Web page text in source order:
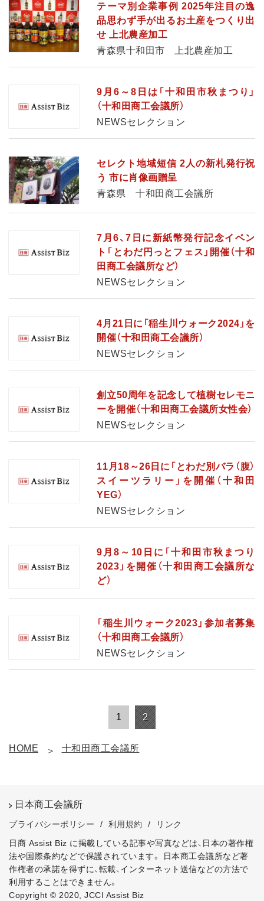
テーマ別企業事例 2025年注目の逸
品思わず手が出るお土産をつくり出
せ 上北農産加工
青森県十和田市 上北農産加工
9月6～8日は「十和田市秋まつり」
（十和田商工会議所）
NEWSセレクション
セレクト地域短信 2人の新札発行祝
う 市に肖像画贈呈
青森県 十和田商工会議所
7月6、7日に新紙幣発行記念イベン
ト「とわだ円っとフェス」開催（十和
田商工会議所など）
NEWSセレクション
4月21日に「稲生川ウォーク2024」を
開催（十和田商工会議所）
NEWSセレクション
創立50周年を記念して植樹セレモニ
ーを開催（十和田商工会議所女性会）
NEWSセレクション
11月18～26日に「とわだ別バラ（腹）
スイーツラリー」を開催（十和田
YEG）
NEWSセレクション
9月8～10日に「十和田市秋まつり
2023」を開催（十和田商工会議所な
ど）
「稲生川ウォーク2023」参加者募集
（十和田商工会議所）
NEWSセレクション
1 2
HOME 十和田商工会議所
日本商工会議所
プライバシーポリシー / 利用規約 /
リンク
日商 Assist Biz に掲載している記事や写真などは、日本の著作権
法や国際条約などで保護されています。
日本商工会議所など著
作権者の承諾を得ずに、転載、インターネット送信などの方法で
利用することはできません。
Copyright © 2020, JCCI Assist Biz